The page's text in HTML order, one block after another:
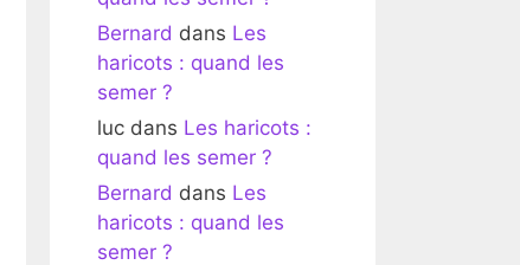
Bernard dans Les
haricots : quand les
semer ?
luc dans Les haricots :
quand les semer ?
Bernard dans Les
haricots : quand les
semer ?